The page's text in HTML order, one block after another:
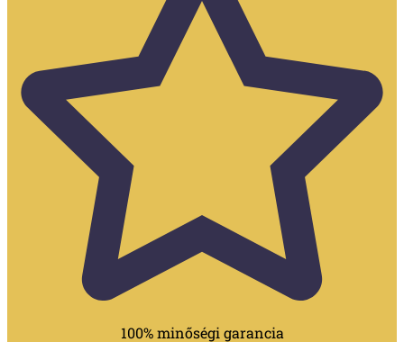
100% minőségi garancia